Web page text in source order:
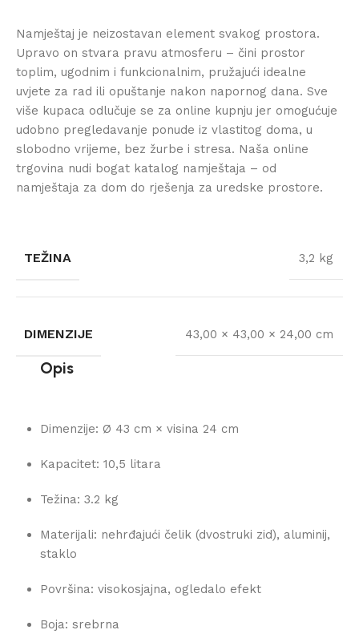
Namještaj je neizostavan element svakog prostora.
Upravo on stvara pravu atmosferu – čini prostor
toplim, ugodnim i funkcionalnim, pružajući idealne
uvjete za rad ili opuštanje nakon napornog dana. Sve
više kupaca odlučuje se za online kupnju jer omogućuje
udobno pregledavanje ponude iz vlastitog doma, u
slobodno vrijeme, bez žurbe i stresa. Naša online
trgovina nudi bogat katalog namještaja – od
namještaja za dom do rješenja za uredske prostore.
TEŽINA 3,2 kg
DIMENZIJE 43,00 × 43,00 × 24,00 cm
Opis
Dimenzije: Ø 43 cm × visina 24 cm
Kapacitet: 10,5 litara
Težina: 3.2 kg
Materijali: nehrđajući čelik (dvostruki zid), aluminij,
staklo
Površina: visokosjajna, ogledalo efekt
Boja: srebrna